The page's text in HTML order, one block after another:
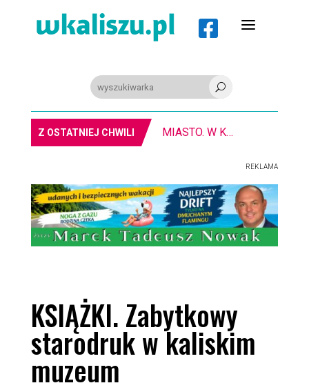
 a
U
Z OSTATNIEJ CHWILI 8-11.8. Warsztaty pisania ikon w Pałacu Lipskich
REKLAMA
KSIĄŻKI. Zabytkowy
starodruk w kaliskim
muzeum